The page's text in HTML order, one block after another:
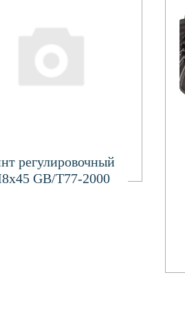
регулировочный
GB/T77-2000
Подробнее